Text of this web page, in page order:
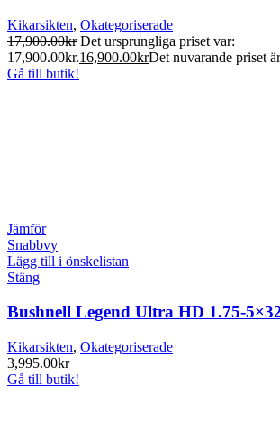
Kikarsikten, Okategoriserade
17,900.00kr Det ursprungliga priset var:
17,900.00kr.16,900.00krDet nuvarande priset
Gå till butik!
Jämför
Snabbvy
Lägg till i önskelistan
Stäng
Bushnell Legend Ultra HD 1.75-
Kikarsikten, Okategoriserade
3,995.00kr
Gå till butik!